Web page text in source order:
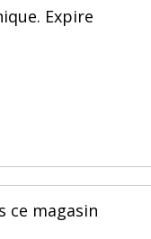
Expire
ce magasin